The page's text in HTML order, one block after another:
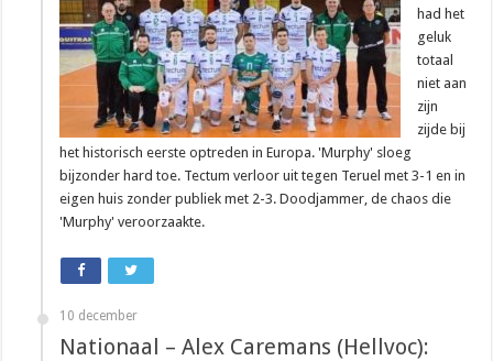
had het
geluk
totaal
niet aan
zijn
zijde bij
het historisch eerste optreden in Europa. 'Murphy' sloeg
bijzonder hard toe. Tectum verloor uit tegen Teruel met 3-1 en in
eigen huis zonder publiek met 2-3. Doodjammer, de chaos die
'Murphy' veroorzaakte.
10 december
Nationaal – Alex Caremans (Hellvoc):